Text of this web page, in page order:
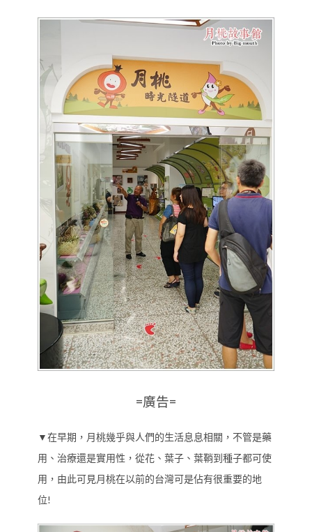
=廣告=
▼在早期，月桃幾乎與人們的生活息息相關，不管是藥
用、治療還是實用性，從花、葉子、葉鞘到種子都可使
用，由此可見月桃在以前的台灣可是佔有很重要的地
位!